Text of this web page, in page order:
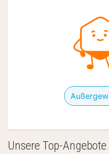
Unsere Top-